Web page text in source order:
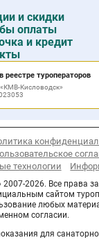
и скидки
оплаты
и кредит
реестре туроператоров
Кисловодск»
технологии
2007-2026. Все права
сайтом
любых
согласии.
для